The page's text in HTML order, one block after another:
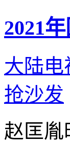
2021
大陆电
抢沙发
赵匡胤